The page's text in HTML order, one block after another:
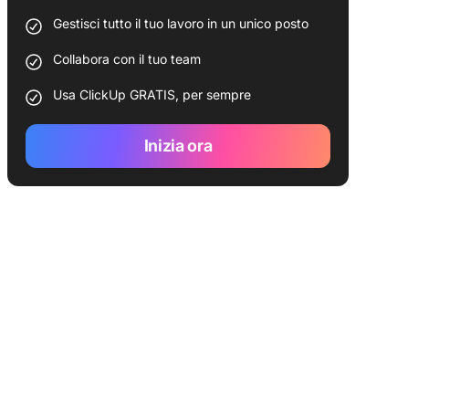
Gestisci tutto il tuo lavoro in un unico posto
Collabora con il tuo team
Usa ClickUp GRATIS, per sempre
Inizia ora